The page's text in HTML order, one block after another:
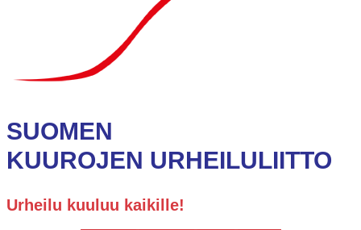
SUOMEN
KUUROJEN URHEILULIITTO
Urheilu kuuluu kaikille!